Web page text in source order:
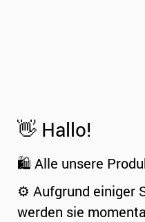
👋 Hallo!
🛍️ Alle unsere
⚙️ Aufgrund einiger
werden sie